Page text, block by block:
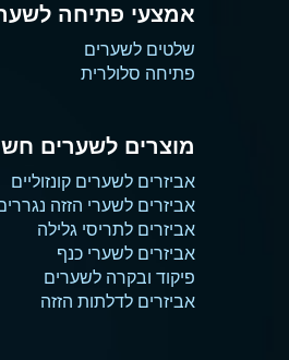
אמצעי פתיחה
שלטים לשערים
פתיחה סלולרית
מוצרים לשערים
אביזרים לשערים קונזוליים
אביזרים לשערי הזזה
אביזרים לתריסי גלילה
אביזרים לשערי כנף
פיקוד ובקרה לשערים
אביזרים לדלתות הזזה